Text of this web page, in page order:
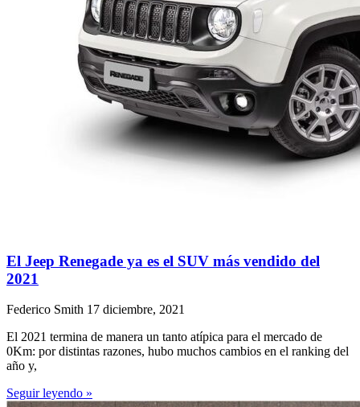
El Jeep Renegade ya es el SUV más vendido del
2021
Federico Smith 17 diciembre, 2021
El 2021 termina de manera un tanto atípica para el mercado de
0Km: por distintas razones, hubo muchos cambios en el ranking del
año y,
Seguir leyendo »